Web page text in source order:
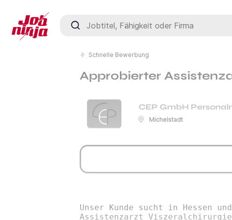
Jobtitel, Fähigkeit oder Firma
Schnelle Bewerbung
Approbierter
CEP GmbH
Michelstadt
Unser Kunde sucht in Hessen
Assistenzarzt Viszeralchirurgie